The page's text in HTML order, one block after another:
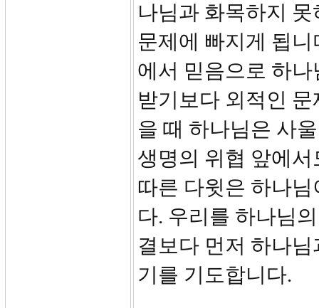
나님과 화목하지
문제에 빠지게 됩
에서 믿음으로 하
받기보다 외적인
을 때 하나님은 사
생명의 위협 앞에
따른 다윗은 하나
다. 우리를 하나님
결보다 먼저 하나
기를 기도합니다.